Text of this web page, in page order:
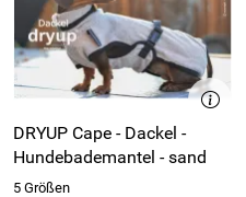
DRYUP Cape - Dackel -
Hundebademantel - sand
5 Größen